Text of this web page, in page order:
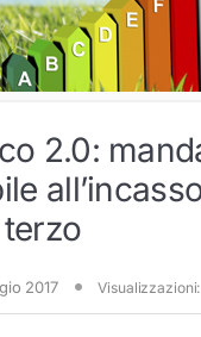
2.0:
2017 Visualizzazioni: